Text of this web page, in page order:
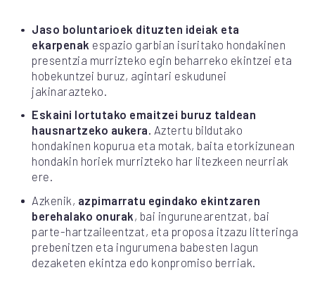
Jaso boluntarioek dituzten ideiak eta
ekarpenak espazio garbian isuritako hondakinen
presentzia murrizteko egin beharreko ekintzei eta
hobekuntzei buruz, agintari eskudunei
jakinarazteko.
Eskaini lortutako emaitzei buruz taldean
hausnartzeko aukera. Aztertu bildutako
hondakinen kopurua eta motak, baita etorkizunean
hondakin horiek murrizteko har litezkeen neurriak
ere.
Azkenik, azpimarratu egindako ekintzaren
berehalako onurak , bai ingurunearentzat, bai
parte-hartzaileentzat, eta proposa itzazu litteringa
prebenitzen eta ingurumena babesten lagun
dezaketen ekintza edo konpromiso berriak.